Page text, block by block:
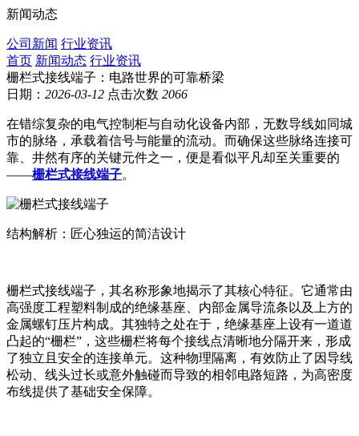
新闻动态
公司新闻 行业资讯
首页 新闻动态 行业资讯
栅栏式接线端子：电路世界的可靠桥梁
日期： 2026-03-12 点击次数 2066
在错综复杂的电气控制柜与自动化设备内部，无数导线如同城
市的脉络，承载着信号与能量的流动。而确保这些脉络连接可
靠、井然有序的关键元件之一，便是看似平凡却至关重要的
——栅栏式接线端子。
结构解析：匠心独运的简洁设计
栅栏式接线端子，其名称形象地揭示了其核心特征。它通常由
高强度工程塑料制成的绝缘基座、内部金属导流条以及上方的
金属螺钉压片构成。其独特之处在于，绝缘基座上设有一道道
凸起的“栅栏”，这些栅栏将每个接线点清晰地分隔开来，形成
了独立且安全的连接单元。这种物理隔离，有效防止了因导线
松动、线头过长或意外触碰而导致的相邻电路短路，为高密度
布线提供了基础安全保障。